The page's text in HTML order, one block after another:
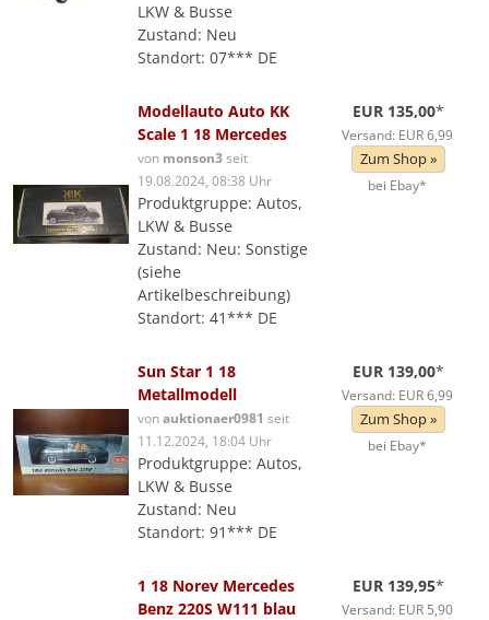
LKW & Busse
Zustand: Neu
Standort: 07*** DE
Modellauto Auto KK
Scale 1 18 Mercedes
von monson3seit
19.08.2024, 08:38 Uhr
Produktgruppe: Autos,
LKW & Busse
Zustand: Neu: Sonstige
(siehe
Artikelbeschreibung)
Standort: 41*** DE
EUR 135,00*
Versand: EUR 6,99
Zum Shop »
bei Ebay*
Sun Star 1 18
Metallmodell
vonauktionaer0981 seit
11.12.2024, 18:04 Uhr
Produktgruppe: Autos,
LKW & Busse
Zustand: Neu
Standort: 91*** DE
EUR 139,00*
Versand: EUR 6,99
Zum Shop »
bei Ebay*
1 18 Norev Mercedes
Benz 220S W111 blau
EUR 139,95*
Versand: EUR 5,90